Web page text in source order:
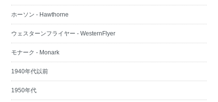
ホーソン - Hawthorne
ウェスターンフライヤー - WesternFlyer
モナーク - Monark
1940年代以前
1950年代